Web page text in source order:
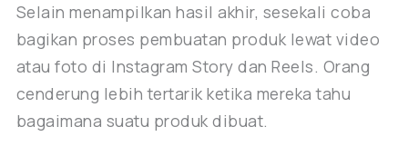
Selain menampilkan hasil akhir, sesekali coba
bagikan proses pembuatan produk lewat video
atau foto di Instagram Story dan Reels. Orang
cenderung lebih tertarik ketika mereka tahu
bagaimana suatu produk dibuat.